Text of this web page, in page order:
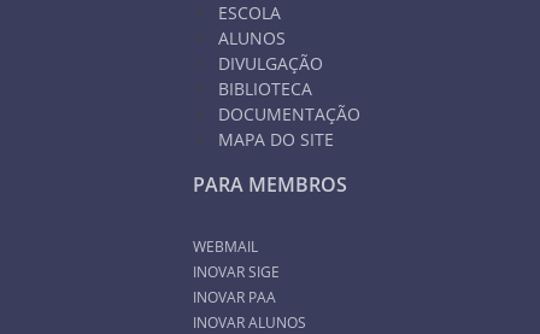
ESCOLA
ALUNOS
DIVULGAÇÃO
BIBLIOTECA
DOCUMENTAÇÃO
MAPA DO SITE
PARA MEMBROS
WEBMAIL
INOVAR SIGE
INOVAR PAA
INOVAR ALUNOS